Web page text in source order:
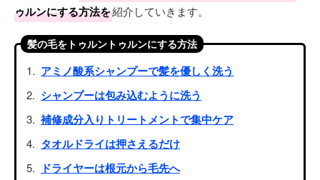
ゥルンにする方法を紹介していきます。
髪の毛をトゥルントゥルンにする方法
アミノ酸系シャンプーで髪を優しく洗う
シャンプーは包み込むように洗う
補修成分入りトリートメントで集中ケア
タオルドライは押さえるだけ
ドライヤーは根元から毛先へ